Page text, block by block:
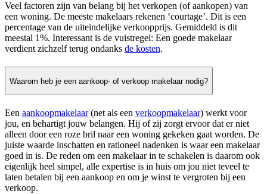
Veel factoren zijn van belang bij het verkopen (of aankopen) van
een woning. De meeste makelaars rekenen ‘courtage’. Dit is een
percentage van de uiteindelijke verkoopprijs. Gemiddeld is dit
meestal 1%. Interessant is de vuistregel: Een goede makelaar
verdient zichzelf terug ondanks de kosten.
Waarom heb je een aankoop- of verkoop makelaar nodig?
Een aankoopmakelaar(net als een verkoopmakelaar) werkt voor
jou, en behartigt jouw belangen. Hij of zij zorgt ervoor dat er niet
alleen door een roze bril naar een woning gekeken gaat worden. De
juiste waarde inschatten en rationeel nadenken is waar een makelaar
goed in is. De reden om een makelaar in te schakelen is daarom ook
eigenlijk heel simpel, alle expertise is in huis om jou niet teveel te
laten betalen bij een aankoop en om je winst te vergroten bij een
verkoop.